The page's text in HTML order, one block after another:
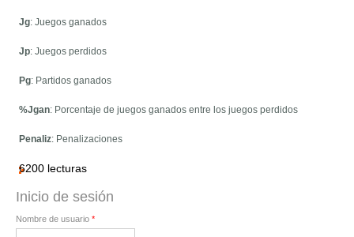
Jg: Juegos ganados
Jp: Juegos perdidos
Pg: Partidos ganados
%Jgan: Porcentaje de juegos ganados entre los juegos perdidos
Penaliz: Penalizaciones
6200 lecturas
Inicio de sesión
Nombre de usuario *